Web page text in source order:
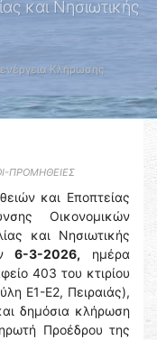
και Νησιωτικής
Κλήρωσης
ΠΡΟΜΗΘΕΙΕΣ
και Εποπτείας
Οικονομικών
και Νησιωτικής
6-3-2026, ημέρα
403 του κτιρίου
Ε1-Ε2, Πειραιάς),
δημόσια κλήρωση
Προέδρου της